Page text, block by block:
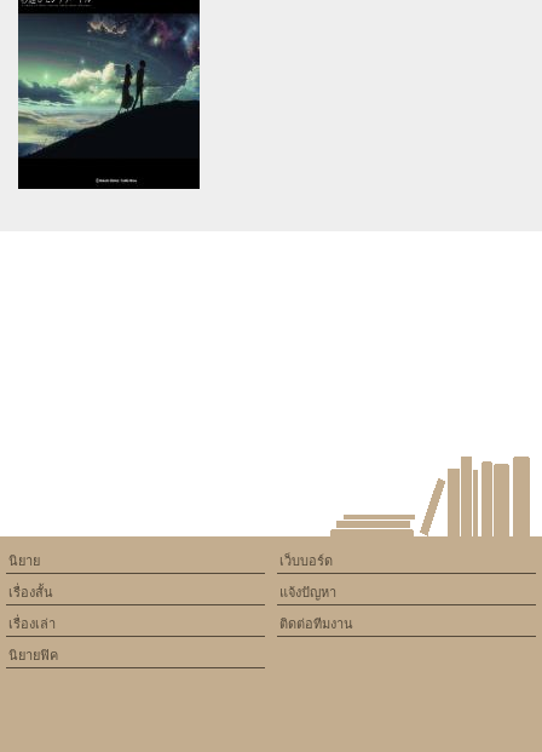
constant article_topic -
assumed 'article_topic' (this
will throw an Error in a future
version of PHP) in
/home/keedkean/domains/keedkean.com/public_html/include/article/
on line
ดอกไม้กับใบหญ้า
เว็บบอร์ด
แจ้งปัญหา
ติดต่อทีมงาน
นิยาย
เรื่องสั้น
เรื่องเล่า
นิยายฟิค